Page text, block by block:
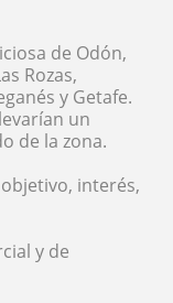
de Odón,
Rozas,
y Getafe.
un
de la zona.
interés,
y de